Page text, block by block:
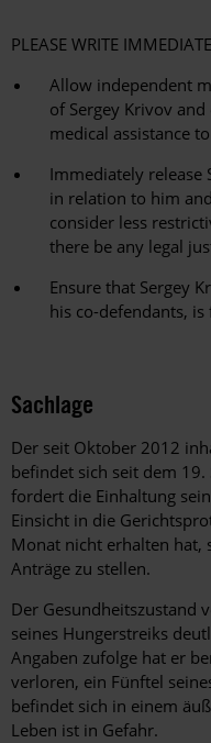
PLEASE WRITE
Allow independent
of Sergey Krivov
medical assistance
Immediately release
in relation to him
consider less
there be any legal
Ensure that Sergey
his co-defendants,
Sachlage
Der seit Oktober 2012
befindet sich seit dem
fordert die Einhaltung
Einsicht in die
Monat nicht erhalten hat,
Anträge zu stellen.
Der Gesundheitszustand
seines Hungerstreiks
Angaben zufolge hat er
verloren, ein Fünftel
befindet sich in einem
Leben ist in Gefahr.